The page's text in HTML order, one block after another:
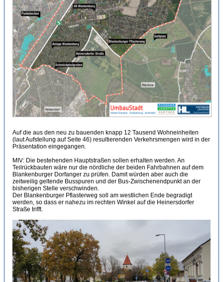
Auf die aus den neu zu bauenden knapp 12 Tausend Wohneinheiten
(laut Aufstellung auf Seite 46) resultierenden Verkehrsmengen wird in der
Präsentation eingegangen.
MIV: Die bestehenden Hauptstraßen sollen erhalten werden. An
Teilrückbauten wäre nur die nördliche der beiden Fahrbahnen auf dem
Blankenburger Dorfanger zu prüfen. Damit würden aber auch die
zeitweilig geltende Busspuren und der Bus-Zwischenendpunkt an der
bisherigen Stelle verschwinden.
Der Blankenburger Pflasterweg soll am westlichen Ende begradigt
werden, so dass er nahezu im rechten Winkel auf die Heinersdorfer
Straße trifft.